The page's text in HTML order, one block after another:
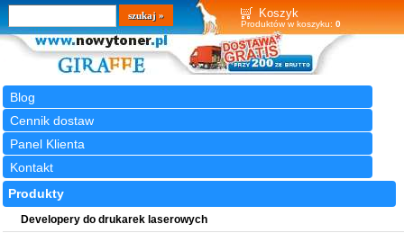
Koszyk
Produktów w koszyku: 0
Blog
Cennik dostaw
Panel Klienta
Kontakt
Wyszukiwarka
szukaj
Produkty
Developery do drukarek laserowych